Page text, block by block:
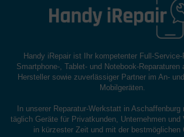
Handy iRepair ist Ihr kompetenter Full-
Smartphone-, Tablet- und Notebook-Reparaturen
Hersteller sowie zuverlässiger Partner im An-
Mobilgeräten.
In unserer Reparatur-Werkstatt in Aschaffenburg
täglich Geräte für Privatkunden, Unternehmen und
in kürzester Zeit und mit der bestmöglichen